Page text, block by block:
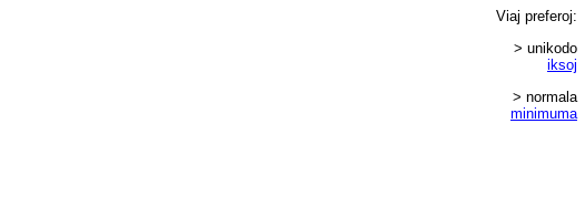
Viaj preferoj:
> unikodo
iksoj
> normala
minimuma